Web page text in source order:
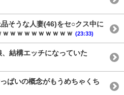
そうな人妻(46)をセ○クス中に
ｗｗｗｗｗｗｗｗｗ (23:33)
、結構エッチになっていた
ぱいの概念がもうめちゃくち